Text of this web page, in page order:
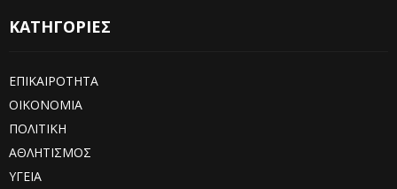
ΚΑΤΗΓΟΡΙΕΣ
ΕΠΙΚΑΙΡΟΤΗΤΑ
ΟΙΚΟΝΟΜΙΑ
ΠΟΛΙΤΙΚΗ
ΑΘΛΗΤΙΣΜΟΣ
ΥΓΕΙΑ